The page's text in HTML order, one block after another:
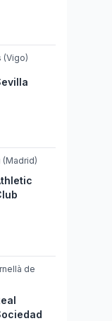
(Vigo)
(Madrid)
de